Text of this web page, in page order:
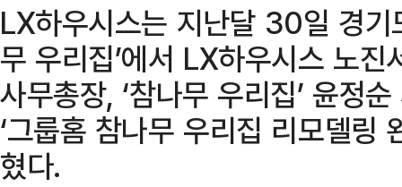
LX하우시스는 지난달 30일 경기
무 우리집’에서 LX하우시스 노
사무총장, ‘참나무 우리집’ 윤정
‘그룹홈 참나무 우리집 리모델링
혔다.